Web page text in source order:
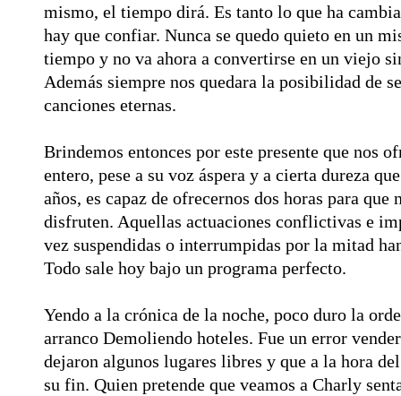
mismo, el tiempo dirá. Es tanto lo que ha
hay que confiar. Nunca se quedo quieto en un
tiempo y no va ahora a convertirse en un viejo
Además siempre nos quedara la posibilidad de
canciones eternas.
Brindemos entonces por este presente que nos
entero, pese a su voz áspera y a cierta dureza
años, es capaz de ofrecernos dos horas para que
disfruten. Aquellas actuaciones conflictivas e
vez suspendidas o interrumpidas por la mitad
Todo sale hoy bajo un programa perfecto.
Yendo a la crónica de la noche, poco duro la
arranco Demoliendo hoteles. Fue un error
dejaron algunos lugares libres y que a la hora
su fin. Quien pretende que veamos a Charly